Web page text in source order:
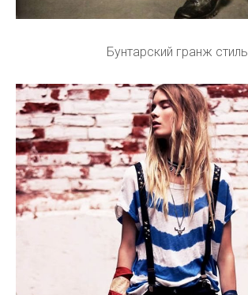
Бунтарский гранж стиль